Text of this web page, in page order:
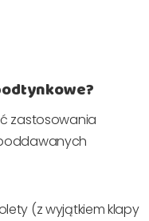
zastosowania
(z wyjątkiem klapy